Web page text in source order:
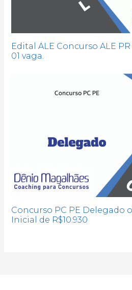
Edital ALE Concurso ALE
01 vaga.
Concurso PC PE Delegado
Inicial de R$10.930